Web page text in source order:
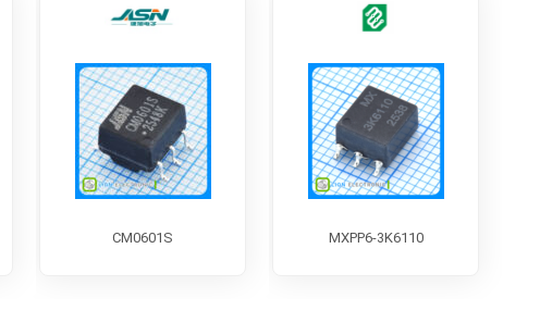
MXPP6-3K6110
CM0601S